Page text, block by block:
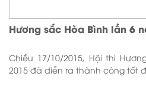
Hương sắc Hòa Bình lần 6
Chiều 17/10/2015, Hội thi
2015 đã diễn ra thành công tốt